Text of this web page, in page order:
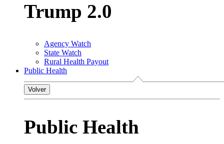
Trump 2.0
Agency Watch
State Watch
Rural Health Payout
Public Health
Volver
Public Health